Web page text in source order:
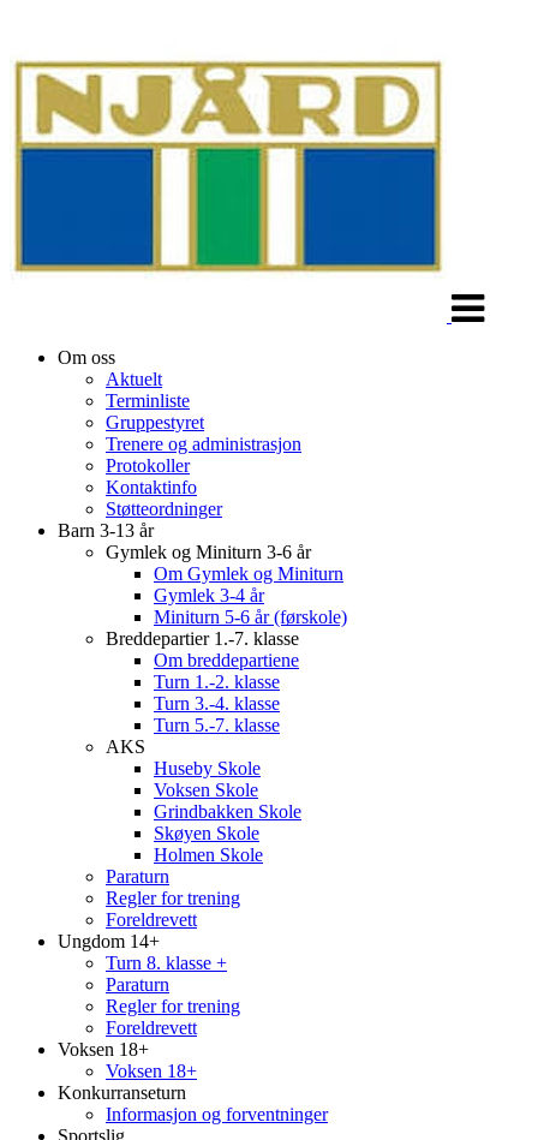
Om oss
Aktuelt
Terminliste
Gruppestyret
Trenere og administrasjon
Protokoller
Kontaktinfo
Støtteordninger
Barn 3-13 år
Gymlek og Miniturn 3-6 år
Om Gymlek og Miniturn
Gymlek 3-4 år
Miniturn 5-6 år (førskole)
Breddepartier 1.-7. klasse
Om breddepartiene
Turn 1.-2. klasse
Turn 3.-4. klasse
Turn 5.-7. klasse
AKS
Huseby Skole
Voksen Skole
Grindbakken Skole
Skøyen Skole
Holmen Skole
Paraturn
Regler for trening
Foreldrevett
Ungdom 14+
Turn 8. klasse +
Paraturn
Regler for trening
Foreldrevett
Voksen 18+
Voksen 18+
Konkurranseturn
Informasjon og forventninger
Sportslig